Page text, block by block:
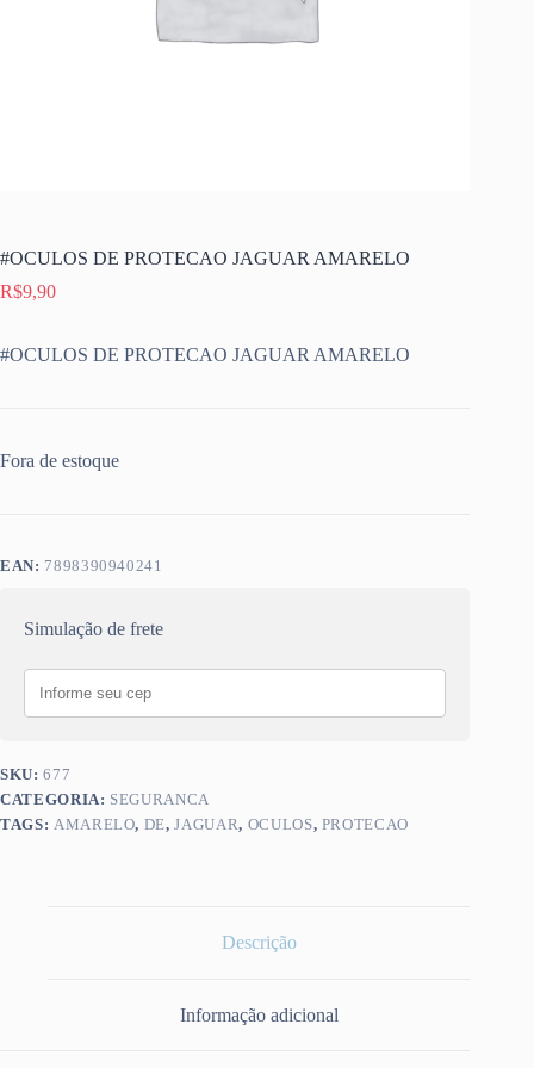
#OCULOS DE PROTECAO JAGUAR AMARELO
R$9,90
#OCULOS DE PROTECAO JAGUAR AMARELO
Fora de estoque
EAN: 7898390940241
Simulação de frete
SKU:677
CATEGORIA: SEGURANCA
TAGS: AMARELO, DE,JAGUAR, OCULOS, PROTECAO
Descrição
Informação adicional